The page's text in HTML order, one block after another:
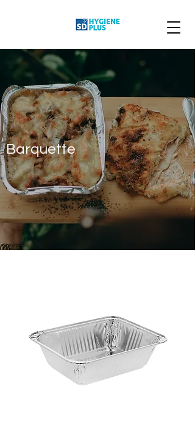
Barquette